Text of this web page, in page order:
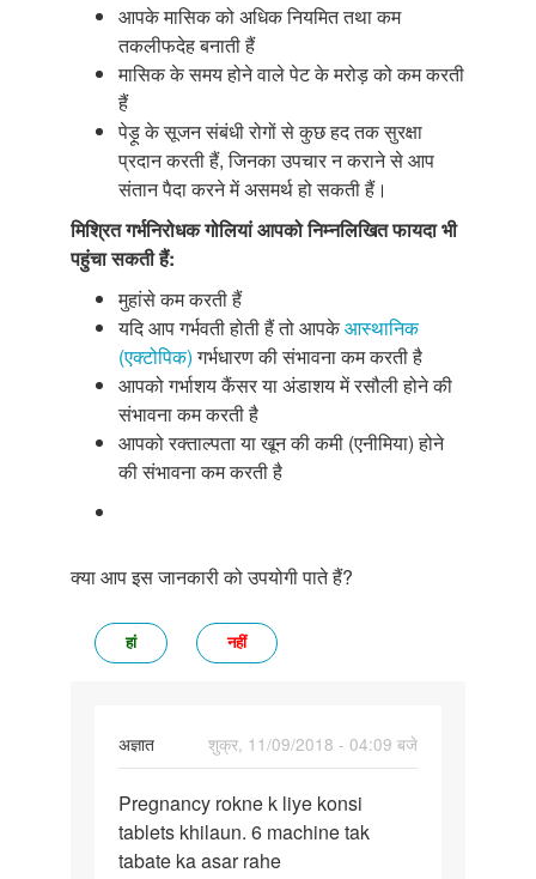
आपके मासिक को अधिक नियमित तथा कम
तकलीफदेह बनाती हैं
मासिक के समय होने वाले पेट के मरोड़ को कम करती
हैं
पेड़ू के सूजन संबंधी रोगों से कुछ हद तक सुरक्षा
प्रदान करती हैं, जिनका उपचार न कराने से आप
संतान पैदा करने में असमर्थ हो सकती हैं।
मिश्रित गर्भनिरोधक गोलियां आपको निम्नलिखित फायदा भी
पहुंचा सकती हैं:
मुहांसे कम करती हैं
यदि आप गर्भवती होती हैं तो आपकेआस्थानिक
(एक्टोपिक)गर्भधारण की संभावना कम करती है
आपको गर्भाशय कैंसर या अंडाशय में रसौली होने की
संभावना कम करती है
आपको रक्ताल्पता या खून की कमी (एनीमिया) होने
की संभावना कम करती है
क्या आप इस जानकारी को उपयोगी पाते हैं?
हां नहीं
अज्ञात
शुक्र, 11/09/2018 - 04:09 बजे
Pregnancy
rokne
k
Pregnancy rokne k liye konsi
tablets khilaun. 6 machine tak
tabate ka asar rahe